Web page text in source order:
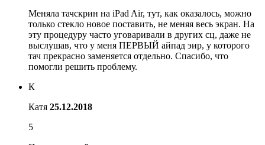
Меняла тачскрин на iPad Air, тут, как оказалось, можно
только стекло новое поставить, не меняя весь экран. На
эту процедуру часто уговаривали в других сц, даже не
выслушав, что у меня ПЕРВЫЙ айпад эир, у которого
тач прекрасно заменяется отдельно. Спасибо, что
помогли решить проблему.
К
Катя 25.12.2018
5